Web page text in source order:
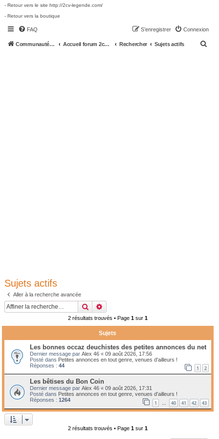
- Retour vers le site http://2cv-legende.com/
- Retour vers la boutique
FAQ Connexion
S’enregistrer
Communauté 2cv-legende.com Accueil forum 2cv-legende.com Rechercher Sujets actifs
Sujets actifs
Aller à la recherche avancée
Rechercher
2 résultats trouvés • Page 1sur 1
Sujets
Les bonnes occaz deuchistes des petites annonces du net
Dernier message par Alex 46 « 09 août 2026, 17:56
Posté dans Petites annonces en tout genre, venues d'ailleurs !
Réponses : 44 1 2
Les bêtises du Bon Coin
Dernier message par Alex 46 « 09 août 2026, 17:31
Posté dans Petites annonces en tout genre, venues d'ailleurs !
Réponses : 1264 1 … 40 41 42 43
2 résultats trouvés • Page 1sur 1